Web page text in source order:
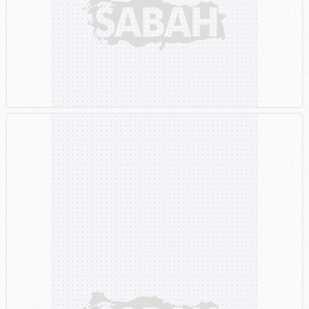
kullanılmaktadır. Diğer çerezler, sitemizin daha işlevsel
kılınması ve kişiselleştirilmesi ve sizlere yönelik
reklam/pazarlama faaliyetlerinin yapılması, amaçlarıyla
sınırlı olarak açık rızanız dahilinde kullanılacaktır.
Çerezlere ilişkin tercihlerinizi aşağıda yer alan panel
vasıtasıyla belirleyebilirsiniz. Çerezlere ilişkin detaylı bilgi
için Ayarlar butonuna tıklayabilir, Çerez Bilgilendirme
Metnimiziziyaret edebilirsiniz.
6698 sayılı Kişisel Verilerin Korunması Kanunu uyarınca
hazırlanmış Aydınlatma Metnimizi okumak ve sitemizde
ilgili mevzuata uygun olarak kullanılan çerezlerle ilgili bilgi
almak için lütfen tıklayınız.